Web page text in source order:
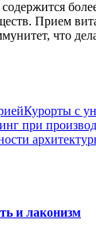
Прием
что
Курорты с
и лаконизм